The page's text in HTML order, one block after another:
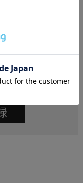
利にお買い物ができる